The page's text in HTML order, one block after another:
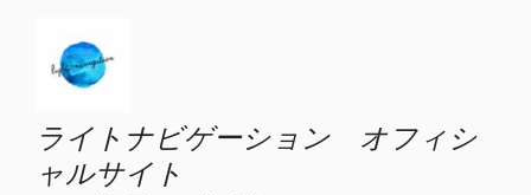
ライトナビゲーション オフィシ
ャルサイト